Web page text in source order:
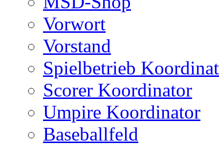
Vorwort
Vorstand
Spielbetrieb
Scorer Koordinator
Umpire Koordinator
Baseballfeld